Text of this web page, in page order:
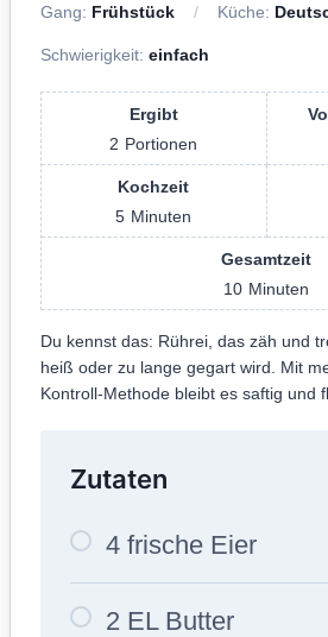
Gang: Frühstück Küche:
Schwierigkeit: einfach
Ergibt
2 Portionen
Kochzeit
5 Minuten
Gesamtzeit
10 Minuten
Du kennst das: Rührei, das zäh und
heiß oder zu lange gegart wird. Mit
Kontroll-Methode bleibt es saftig und
Zutaten
4 frische Eier
2 EL Butter